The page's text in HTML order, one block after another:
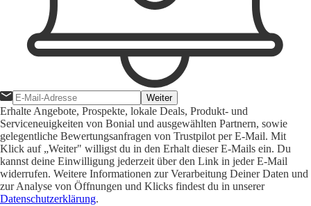
Weiter
Erhalte Angebote, Prospekte, lokale Deals, Produkt- und
Serviceneuigkeiten von Bonial und ausgewählten Partnern, sowie
gelegentliche Bewertungsanfragen von Trustpilot per E-Mail. Mit
Klick auf „Weiter" willigst du in den Erhalt dieser E-Mails ein. Du
kannst deine Einwilligung jederzeit über den Link in jeder E-Mail
widerrufen. Weitere Informationen zur Verarbeitung Deiner Daten und
zur Analyse von Öffnungen und Klicks findest du in unserer
Datenschutzerklärung.